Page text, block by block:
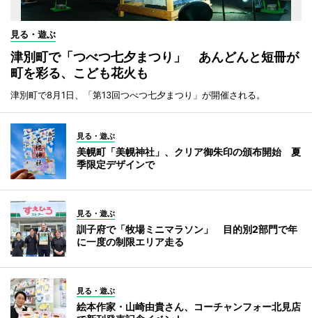
見る・遊ぶ
津別町で「つべつ七夕まつり」 あんどんと短冊が
町を彩る、こども花火も
津別町で8月1日、「第13回つべつ七夕まつり」が開催される。
見る・遊ぶ
美幌町「美幌神社」、クリア御朱印の頒布開始 夏
季限定デザインで
見る・遊ぶ
訓子府で「牧場ミニマラソン」 目的別2部門で年
に一度の制限エリア走る
見る・遊ぶ
絵本作家・山崎由貴さん、コーチャンフォー北見店